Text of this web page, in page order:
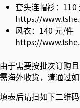
套头连帽衫：110
https://
风衣：140 元/件
https://
由于需要按批次订购
需海外收货，请通过
填表后请扫如下二维